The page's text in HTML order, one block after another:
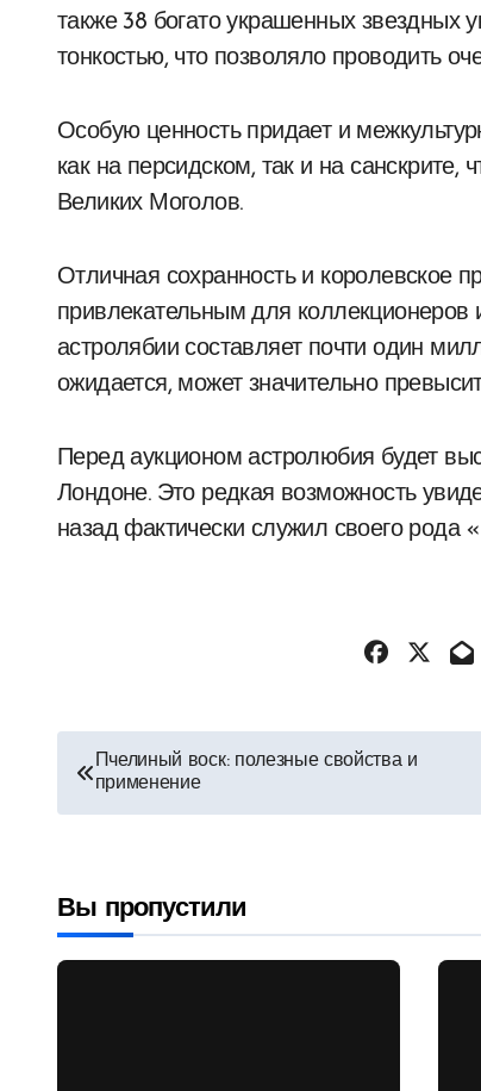
также 38 богато украшенных звездных
тонкостью, что позволяло проводить
Особую ценность придает и
как на персидском, так и на
Великих Моголов.
Отличная сохранность и королевское
привлекательным для
астролябии составляет почти один
ожидается, может значительно
Перед аукционом астролюбия будет
Лондоне. Это редкая возможность
назад фактически служил своего рода
Навигация
по
Пчелиный воск: полезные свойства и
применение
Вы пропустили